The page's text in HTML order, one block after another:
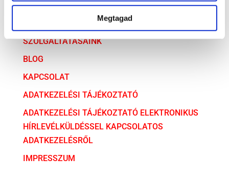
Megtagad
AZ ÜGYVÉDI TÁRSULÁS
SZOLGÁLTATÁSAINK
BLOG
KAPCSOLAT
ADATKEZELÉSI TÁJÉKOZTATÓ
ADATKEZELÉSI TÁJÉKOZTATÓ ELEKTRONIKUS
HÍRLEVÉLKÜLDÉSSEL KAPCSOLATOS
ADATKEZELÉSRŐL
IMPRESSZUM